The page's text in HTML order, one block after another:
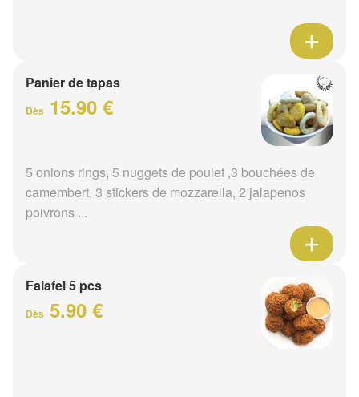
Panier de tapas
Dès 15.90 €
5 onions rings, 5 nuggets de poulet ,3 bouchées de
camembert, 3 stickers de mozzarella, 2 jalapenos
poivrons ...
Falafel 5 pcs
Dès 5.90 €